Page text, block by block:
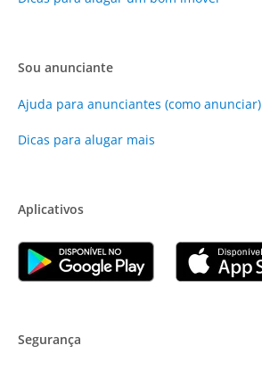
Sou anunciante
Ajuda para anunciantes (como anunciar)
Dicas para alugar mais
Aplicativos
Segurança